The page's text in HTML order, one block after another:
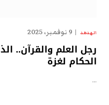
الهدهد 9 نوفمبر، 2025
رجل العلم والقرآن..
الحكام لغزة
…